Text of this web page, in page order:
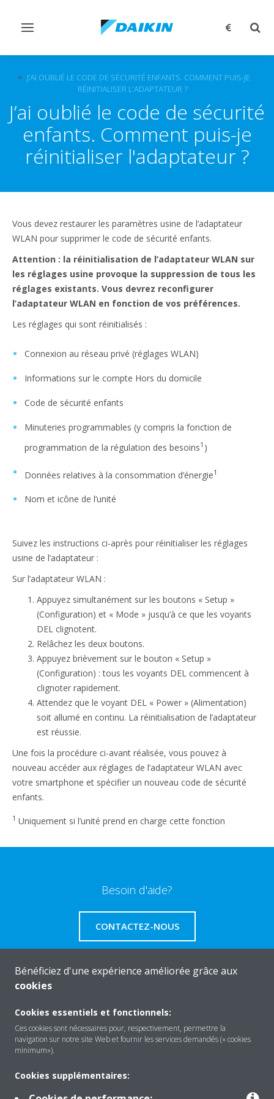
Afficher/masquer
J’AI OUBLIÉ LE CODE DE SÉCURITÉ ENFANTS. COMMENT PUIS-JE
RÉINITIALISER L'ADAPTATEUR ?
J’ai oublié le code de sécurité
enfants. Comment puis-je
réinitialiser l'adaptateur ?
Vous devez restaurer les paramètres usine de l’adaptateur
WLAN pour supprimer le code de sécurité enfants.
Attention : la réinitialisation de l’adaptateur WLAN sur
les réglages usine provoque la suppression de tous les
réglages existants. Vous devrez reconfigurer
l’adaptateur WLAN en fonction de vos préférences.
Les réglages qui sont réinitialisés :
Connexion au réseau privé (réglages WLAN)
Informations sur le compte Hors du domicile
Code de sécurité enfants
Minuteries programmables (y compris la fonction de
programmation de la régulation des besoins1 )
Données relatives à la consommation d’énergie1
Nom et icône de l’unité
Suivez les instructions ci-après pour réinitialiser les réglages
usine de l’adaptateur :
Sur l’adaptateur WLAN :
Appuyez simultanément sur les boutons « Setup »
(Configuration) et « Mode » jusqu’à ce que les voyants
DEL clignotent.
Relâchez les deux boutons.
Appuyez brièvement sur le bouton « Setup »
(Configuration) : tous les voyants DEL commencent à
clignoter rapidement.
Attendez que le voyant DEL « Power » (Alimentation)
soit allumé en continu. La réinitialisation de l’adaptateur
est réussie.
Une fois la procédure ci-avant réalisée, vous pouvez à
nouveau accéder aux réglages de l’adaptateur WLAN avec
votre smartphone et spécifier un nouveau code de sécurité
enfants.
1 Uniquement si l’unité prend en charge cette fonction
Besoin d'aide?
CONTACTEZ-NOUS
Solutions
Contact
Bénéficiez d'une expérience améliorée grâce aux
cookies
Cookies essentiels et fonctionnels:
Ces cookies sont nécessaires pour, respectivement, permettre la
navigation sur notre site Web et fournir les services demandés (« cookies
minimum»).
Cookies supplémentaires: